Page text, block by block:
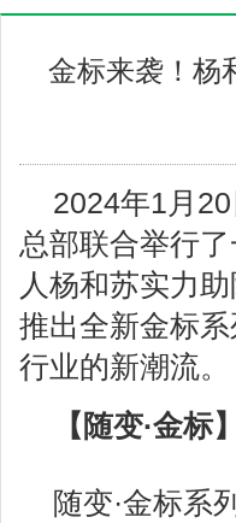
金标来袭！杨
2024年1月
总部联合举行
人杨和苏实力
推出全新金标
行业的新潮流。
【 随变·金标】
随变·金标系